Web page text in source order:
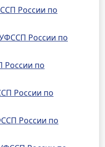
России по
России по
России по
России по
России по